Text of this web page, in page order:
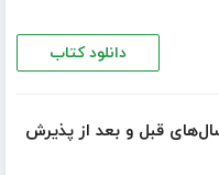
دانلود کتاب
قبل و بعد از پذیرش